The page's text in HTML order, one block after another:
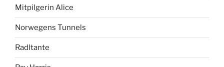
Mitpilgerin Alice
Norwegens Tunnels
Radltante